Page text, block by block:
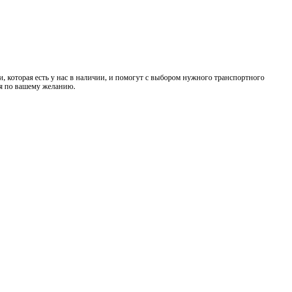
есть у нас в наличии, и помогут с выбором нужного транспортного
по вашему желанию.